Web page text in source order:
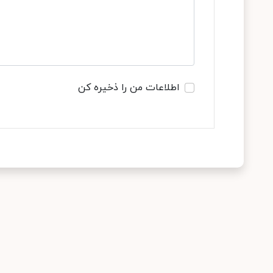
اطلاعات من را ذخیره کن